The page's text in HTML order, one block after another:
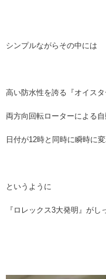
シンプルながらその中には
高い防水性を誇る『オイスタ
両方向回転ローターによる
日付が12時と同時に瞬時に
というように
『ロレックス3大発明』がし